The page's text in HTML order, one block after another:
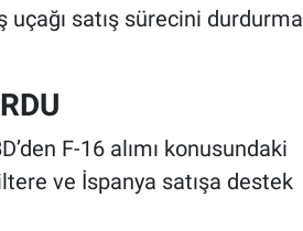
satış sürecini durdurma
F-16 alımı konusundaki
ve İspanya satışa destek